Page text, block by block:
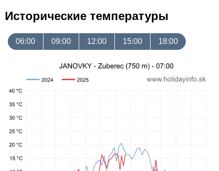
Исторические температуры
06:00 09:00 12:00 15:00 18:00